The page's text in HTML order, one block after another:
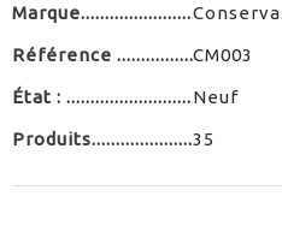
Marque
Référence CM003
État : Neuf
Produits 35